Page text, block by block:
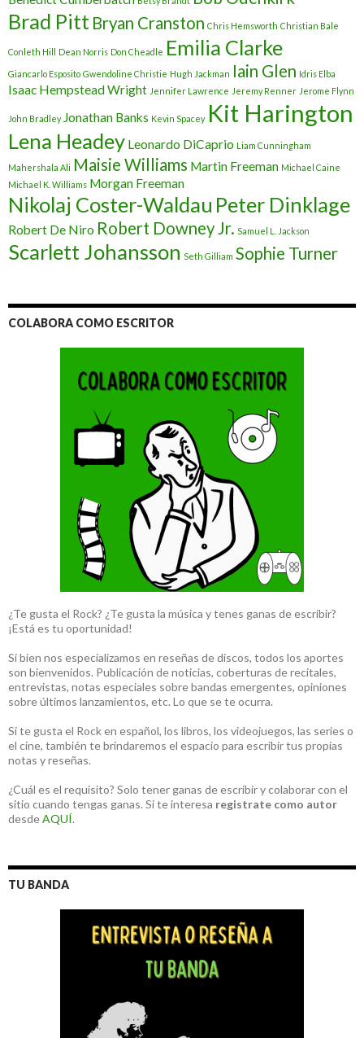
Brad Pitt Bryan Cranston Chris Hemsworth Christian Bale
Conleth Hill Dean Norris Don Cheadle Emilia Clarke
Giancarlo Esposito Gwendoline Christie Hugh Jackman Iain Glen Idris Elba
Isaac Hempstead Wright Jennifer Lawrence Jeremy Renner Jerome Flynn
John Bradley Jonathan Banks Kevin Spacey Kit Harington
Lena Headey Leonardo DiCaprio Liam Cunningham
Mahershala Ali Maisie Williams Martin Freeman Michael Caine
Michael K. Williams Morgan Freeman
Nikolaj Coster-Waldau Peter Dinklage
Robert De Niro Robert Downey Jr. Samuel L. Jackson
Scarlett Johansson Seth Gilliam Sophie Turner
COLABORA COMO ESCRITOR
¿Te gusta el Rock? ¿Te gusta la música y tenes ganas de escribir?
¡Está es tu oportunidad!
Si bien nos especializamos en reseñas de discos, todos los aportes
son bienvenidos. Publicación de noticias, coberturas de recitales,
entrevistas, notas especiales sobre bandas emergentes, opiniones
sobre últimos lanzamientos, etc. Lo que se te ocurra.
Si te gusta el Rock en español, los libros, los videojuegos, las series o
el cine, también te brindaremos el espacio para escribir tus propias
notas y reseñas.
¿Cuál es el requisito? Solo tener ganas de escribir y colaborar con el
sitio cuando tengas ganas. Si te interesa registrate como autor
desdeAQUÍ.
TU BANDA